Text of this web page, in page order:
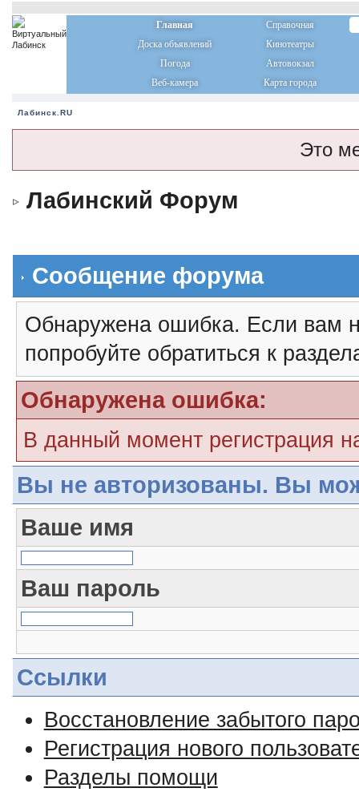
Главная
Справочная
Доска объявлений
Кинотеатры
Погода
Автовокзал
Веб-камера
Карта города
Лабинск.RU
Это
Лабинский Форум
Сообщение форума
Обнаружена ошибка. Если вам
попробуйте обратиться к
Обнаружена ошибка:
В данный момент регистрация
Вы не авторизованы. Вы
Ваше имя
Ваш пароль
Ссылки
Восстановление забытого
Регистрация нового
Разделы помощи